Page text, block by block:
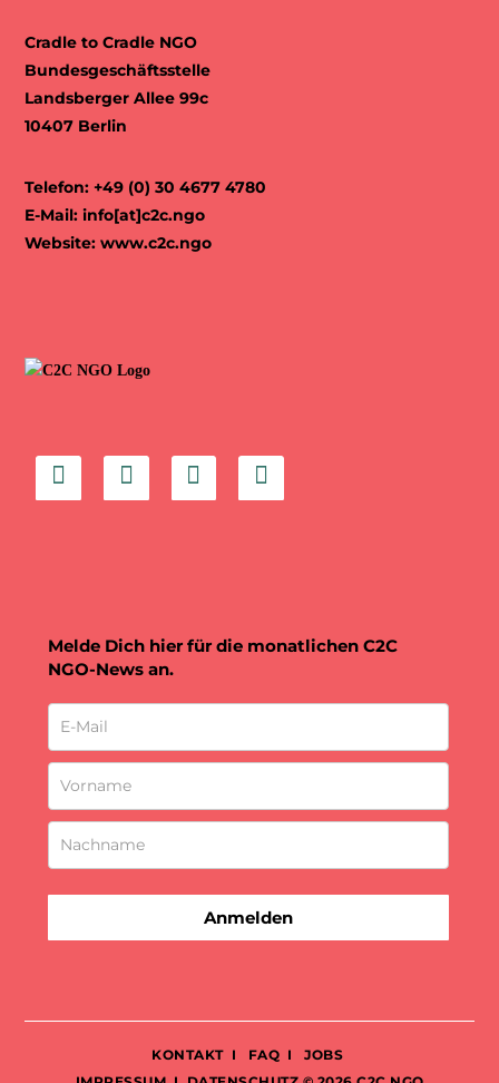
Cradle to Cradle NGO
Bundesgeschäftsstelle
Landsberger Allee 99c
10407 Berlin
Telefon: +49 (0) 30 4677 4780
E-Mail:info[at]c2c.ngo
Website:www.c2c.ngo
Melde Dich hier für die monatlichen C2C
NGO-News an.
Anmelden
KONTAKTI FAQ IJOBS